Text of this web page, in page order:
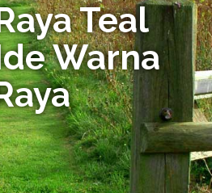
Teal
Warna